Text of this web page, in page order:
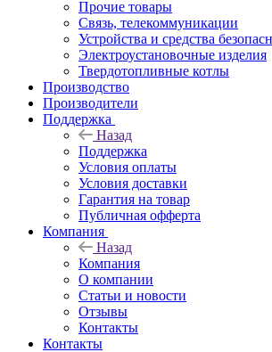
Прочие товары
Связь, телекоммуникации
Устройства и средства
Электроустановочные изделия
Твердотопливные котлы
Производство
Производители
Поддержка
Назад
Поддержка
Условия оплаты
Условия доставки
Гарантия на товар
Публичная офферта
Компания
Назад
Компания
О компании
Статьи и новости
Отзывы
Контакты
Контакты